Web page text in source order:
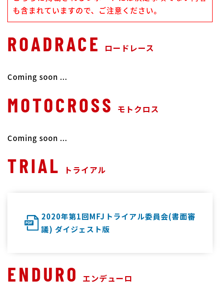
も含まれていますので、ご注意ください。
ROADRACE ロードレース
Coming soon ...
MOTOCROSS モトクロス
Coming soon ...
TRIAL トライアル
2020年第1回MFJトライアル委員会(書面審
議) ダイジェスト版
ENDURO エンデューロ